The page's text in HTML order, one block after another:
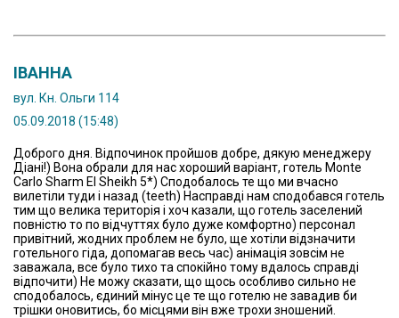
ІВАННА
вул. Кн. Ольги 114
05.09.2018 (15:48)
Доброго дня. Відпочинок пройшов добре, дякую менеджеру
Діані!) Вона обрали для нас хороший варіант, готель Monte
Carlo Sharm El Sheikh 5*) Сподобалось те що ми вчасно
вилетіли туди і назад (teeth) Насправді нам сподобався готель
тим що велика територія і хоч казали, що готель заселений
повністю то по відчуттях було дуже комфортно) персонал
привітний, жодних проблем не було, ще хотіли відзначити
готельного гіда, допомагав весь час) анімація зовсім не
заважала, все було тихо та спокійно тому вдалось справді
відпочити) Не можу сказати, що щось особливо сильно не
сподобалось, єдиний мінус це те що готелю не завадив би
трішки оновитись, бо місцями він вже трохи зношений.